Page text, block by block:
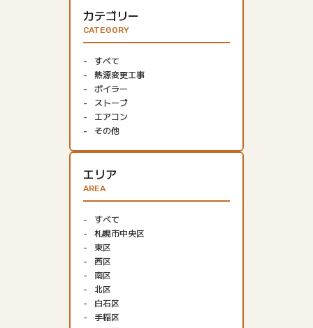
カテゴリー
CATEGORY
すべて
熱源変更工事
ボイラー
ストーブ
エアコン
その他
エリア
AREA
すべて
札幌市中央区
東区
西区
南区
北区
白石区
手稲区